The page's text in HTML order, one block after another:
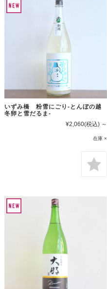
いずみ橋 粉雪にごり-とんぼの越
冬卵と雪だるま-
¥2,060(税込) ～
在庫 ×